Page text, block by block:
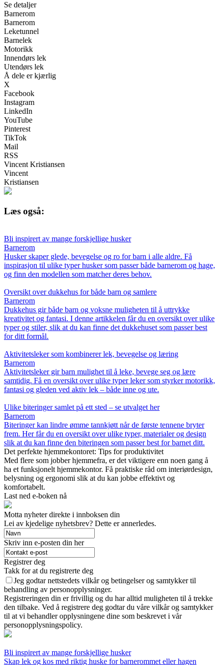
Se detaljer
Barnerom
Barnerom
Leketunnel
Barnelek
Motorikk
Innendørs lek
Utendørs lek
Å dele er kjærlig
X
Facebook
Instagram
LinkedIn
YouTube
Pinterest
TikTok
Mail
RSS
Vincent Kristiansen
Vincent
Kristiansen
Læs også:
Bli inspirert av mange forskjellige husker
Barnerom
Husker skaper glede, bevegelse og ro for barn i alle aldre. Få
inspirasjon til ulike typer husker som passer både barnerom og hage,
og finn den modellen som matcher deres behov.
Oversikt over dukkehus for både barn og samlere
Barnerom
Dukkehus gir både barn og voksne muligheten til å uttrykke
kreativitet og fantasi. I denne artikkelen får du en oversikt over ulike
typer og stiler, slik at du kan finne det dukkehuset som passer best
for ditt formål.
Aktivitetsleker som kombinerer lek, bevegelse og læring
Barnerom
Aktivitetsleker gir barn mulighet til å leke, bevege seg og lære
samtidig. Få en oversikt over ulike typer leker som styrker motorikk,
fantasi og gleden ved aktiv lek – både inne og ute.
Ulike biteringer samlet på ett sted – se utvalget her
Barnerom
Biteringer kan lindre ømme tannkjøtt når de første tennene bryter
frem. Her får du en oversikt over ulike typer, materialer og design
slik at du kan finne den biteringen som passer best for barnet ditt.
Det perfekte hjemmekontoret: Tips for produktivitet
Med flere som jobber hjemmefra, er det viktigere enn noen gang å
ha et funksjonelt hjemmekontor. Få praktiske råd om interiørdesign,
belysning og ergonomi slik at du kan jobbe effektivt og
komfortabelt.
Last ned e-boken nå
Motta nyheter direkte i innboksen din
Lei av kjedelige nyhetsbrev? Dette er annerledes.
Skriv inn e-posten din her
Registrer deg
Takk for at du registrerte deg
Jeg godtar nettstedets vilkår og betingelser og samtykker til
behandling av personopplysninger.
Registreringen din er frivillig og du har alltid muligheten til å trekke
den tilbake. Ved å registrere deg godtar du våre vilkår og samtykker
til at vi behandler opplysningene dine som beskrevet i vår
personopplysningspolicy.
Bli inspirert av mange forskjellige husker
Skap lek og kos med riktig huske for barnerommet eller hagen